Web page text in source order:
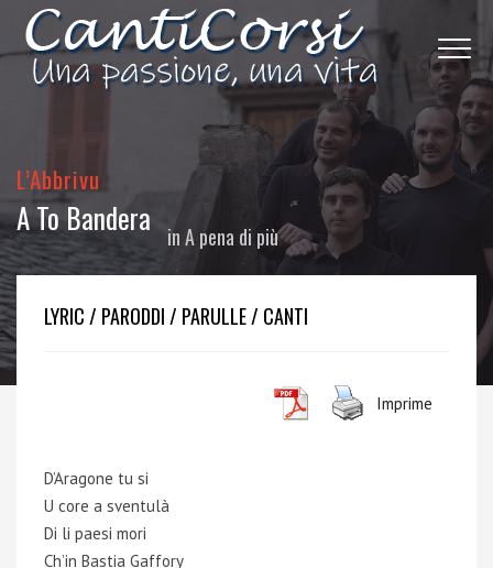
L’Abbrivu
A To Bandera inA pena di più
LYRIC / PARODDI / PARULLE / CANTI
Imprime
D’Aragone tu si
U core a sventulà
Di li paesi mori
Ch’in Bastia Gaffory